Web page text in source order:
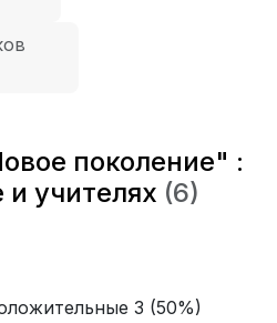
поколение" :
учителях (6)
3 (50%)